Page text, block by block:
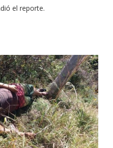
el reporte.